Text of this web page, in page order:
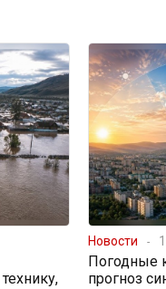
без
Новости
Погодные
прогноз